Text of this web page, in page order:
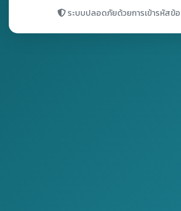
ระบบปลอดภัยด้วยการเข้ารหัสข้อ